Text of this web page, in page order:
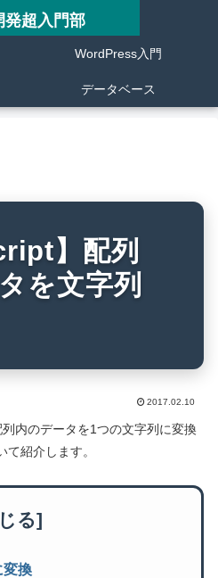
発超入門部
WordPress入門
データベース
】配列
を文字列
2017.02.10
内のデータを1つの文字列に変換
紹介します。
変換